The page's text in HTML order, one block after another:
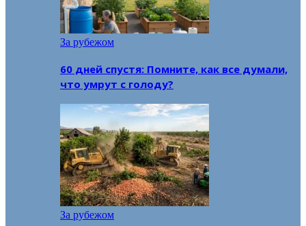
За рубежом
60 дней спустя: Помните, как все думали,
что умрут с голоду?
За рубежом